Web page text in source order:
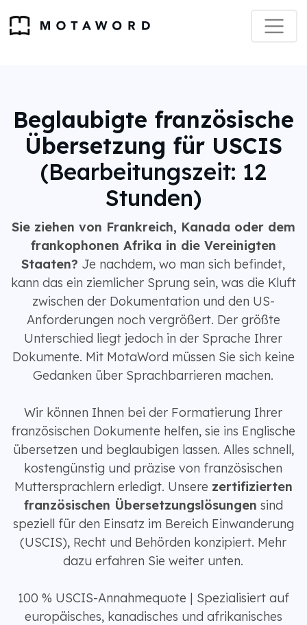
Beglaubigte französische
Übersetzung für USCIS
(Bearbeitungszeit: 12
Stunden)
Sie ziehen von Frankreich, Kanada oder dem
frankophonen Afrika in die Vereinigten
Staaten? Je nachdem, wo man sich befindet,
kann das ein ziemlicher Sprung sein, was die Kluft
zwischen der Dokumentation und den US-
Anforderungen noch vergrößert. Der größte
Unterschied liegt jedoch in der Sprache Ihrer
Dokumente. Mit MotaWord müssen Sie sich keine
Gedanken über Sprachbarrieren machen.
Wir können Ihnen bei der Formatierung Ihrer
französischen Dokumente helfen, sie ins Englische
übersetzen und beglaubigen lassen. Alles schnell,
kostengünstig und präzise von französischen
Muttersprachlern erledigt. Unsere zertifizierten
französischen Übersetzungslösungen sind
speziell für den Einsatz im Bereich Einwanderung
(USCIS), Recht und Behörden konzipiert. Mehr
dazu erfahren Sie weiter unten.
100 % USCIS-Annahmequote | Spezialisiert auf
europäisches, kanadisches und afrikanisches